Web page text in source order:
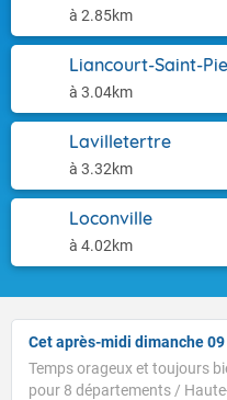
à 2.85km
Liancourt-Saint-
à 3.04km
Lavilletertre
à 3.32km
Loconville
à 4.02km
Cet après-midi dimanche
Temps orageux et toujours
pour 8 départements /